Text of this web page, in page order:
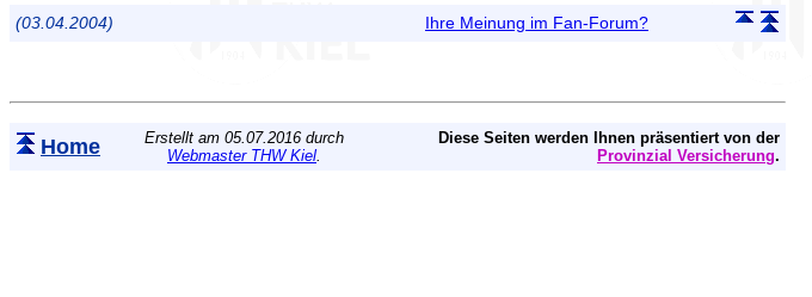
(03.04.2004) Ihre Meinung im Fan-Forum?
Home
Erstellt am 05.07.2016 durch
Webmaster THW Kiel.
Diese Seiten werden Ihnen präsentiert von der
Provinzial Versicherung.